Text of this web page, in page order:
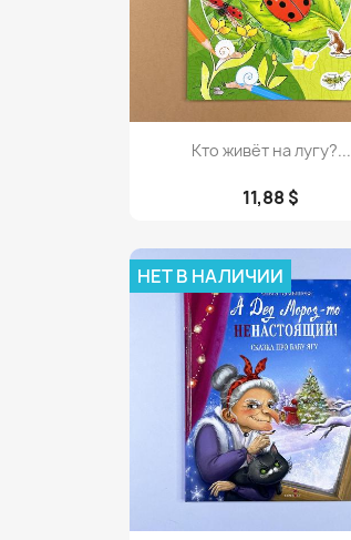
Просмотр
Кто живёт на лугу?...
11,88 $
НЕТ В НАЛИЧИИ